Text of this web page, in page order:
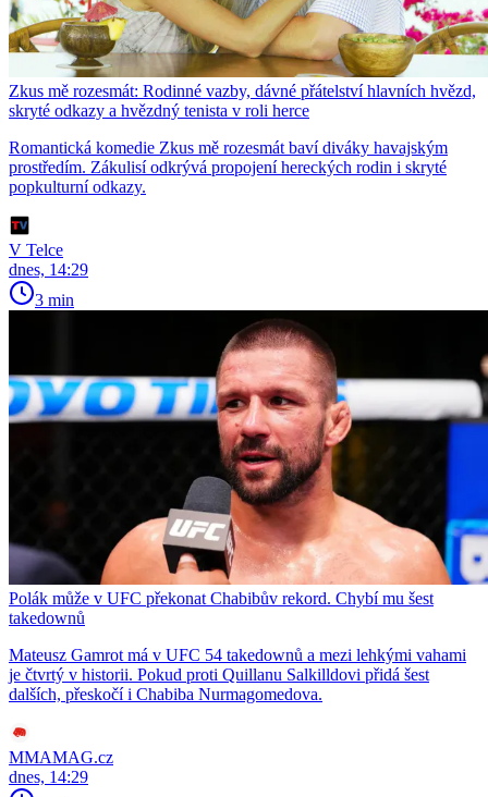
Zkus mě rozesmát: Rodinné vazby, dávné přátelství hlavních hvězd,
skryté odkazy a hvězdný tenista v roli herce
Romantická komedie Zkus mě rozesmát baví diváky havajským
prostředím. Zákulisí odkrývá propojení hereckých rodin i skryté
popkulturní odkazy.
V Telce
dnes, 14:29
3 min
Polák může v UFC překonat Chabibův rekord. Chybí mu šest
takedownů
Mateusz Gamrot má v UFC 54 takedownů a mezi lehkými vahami
je čtvrtý v historii. Pokud proti Quillanu Salkilldovi přidá šest
dalších, přeskočí i Chabiba Nurmagomedova.
MMAMAG.cz
dnes, 14:29